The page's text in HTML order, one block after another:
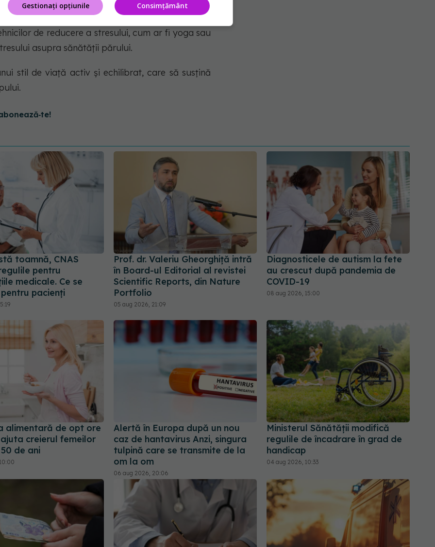
de reducere a stresului, cum ar fi yoga sau
asupra sănătății părului.
stil de viață activ și echilibrat, care să susțină
toamnă, CNAS
pentru
medicale. Ce se
pacienți
Prof. dr. Valeriu Gheorghiță intră
în Board-ul Editorial al revistei
Scientific Reports, din Nature
Portfolio
05 aug 2026, 21:09
Diagnosticele de autism la fete
au crescut după pandemia de
COVID-19
08 aug 2026, 15:00
alimentară de opt ore
creierul femeilor
de ani
Alertă în Europa după un nou
caz de hantavirus Anzi, singura
tulpină care se transmite de la
om la om
06 aug 2026, 20:06
Ministerul Sănătății modifică
regulile de încadrare în grad de
handicap
04 aug 2026, 10:33
Consimțământ
Gestionați opțiunile